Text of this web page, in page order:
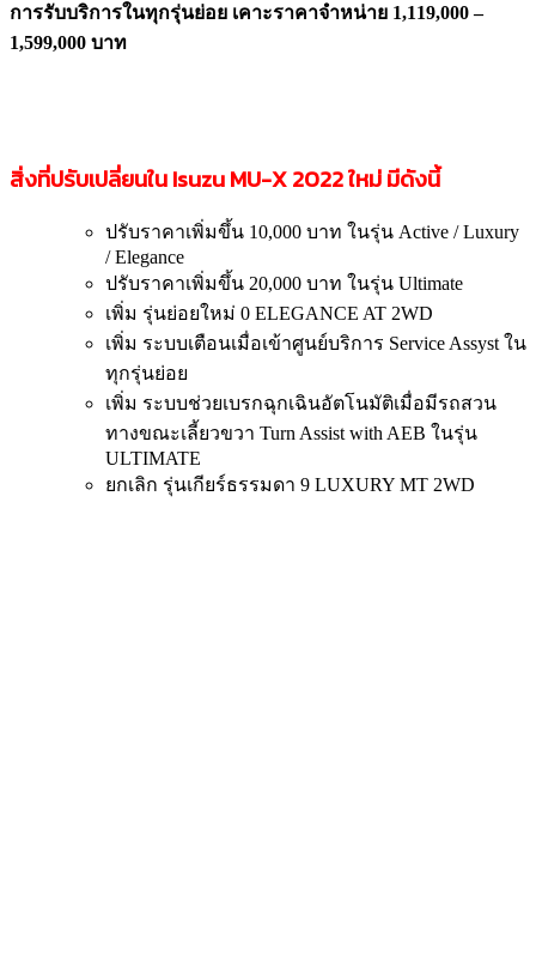
การรับบริการในทุกรุ่นย่อย เคาะราคาจำหน่าย 1,119,000 –
1,599,000 บาท
สิ่งที่ปรับเปลี่ยนใน Isuzu MU-X 2022ใหม่มีดังนี้
ปรับราคาเพิ่มขึ้น 10,000 บาท ในรุ่น Active / Luxury
/ Elegance
ปรับราคาเพิ่มขึ้น 20,000 บาท ในรุ่น Ultimate
เพิ่ม รุ่นย่อยใหม่ 0 ELEGANCE AT 2WD
เพิ่ม ระบบเตือนเมื่อเข้าศูนย์บริการ Service Assyst ใน
ทุกรุ่นย่อย
เพิ่ม ระบบช่วยเบรกฉุกเฉินอัตโนมัติเมื่อมีรถสวน
ทางขณะเลี้ยวขวา Turn Assist with AEB ในรุ่น
ULTIMATE
ยกเลิก รุ่นเกียร์ธรรมดา 9 LUXURY MT 2WD